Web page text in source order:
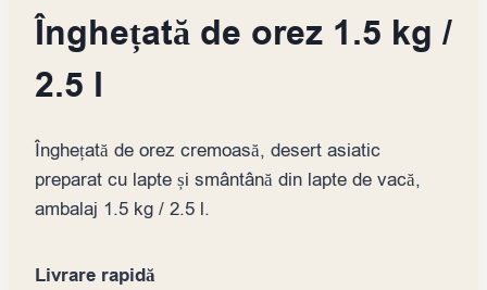
Înghețată de orez 1.5 kg /
2.5 l
Înghețată de orez cremoasă, desert asiatic
preparat cu lapte și smântână din lapte de vacă,
ambalaj 1.5 kg / 2.5 l.
Livrare rapidă